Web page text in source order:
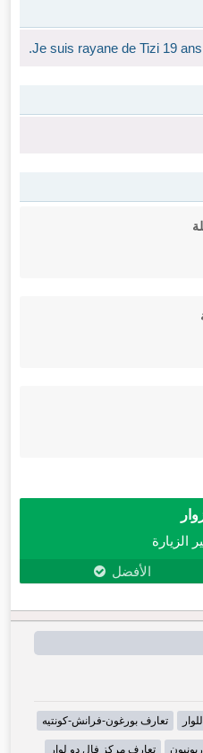
.Je suis rayane de Tizi 19
الزيارة
الأفضل
تعارف بورغون-فرانش-كونتيه
تعارف مركز فال دو لوار